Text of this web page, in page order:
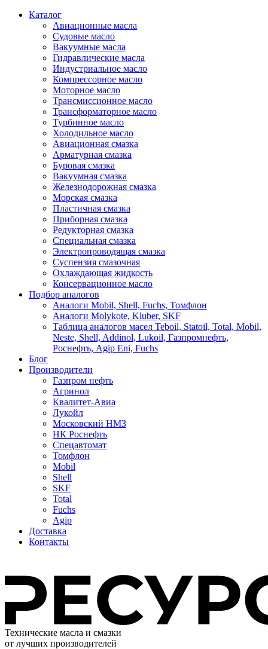
Каталог
Авиационные масла
Судовые масло
Вакуумные масла
Гидравлические масла
Индустриальное масло
Компрессорное масло
Моторное масло
Трансмиссионное масло
Трансформаторное масло
Турбинное масло
Холодильное масло
Авиационная смазка
Арматурная смазка
Буровая смазка
Вакуумная смазка
Железнодорожная смазка
Морская смазка
Пластичная смазка
Приборная смазка
Редукторная смазка
Специальная смазка
Электропроводящая смазка
Суспензия смазочная
Охлаждающая жидкость
Консервационное масло
Подбор аналогов
Аналоги Mobil, Shell, Fuchs, Томфлон
Аналоги Molykote, Kluber, SKF
Таблица аналогов масел Teboil, Statoil, Total, Mobil,
Neste, Shell, Addinol, Lukoil, Газпромнефть,
Роснефть, Agip Eni, Fuchs
Блог
Производители
Газпром нефть
Агринол
Квалитет-Авиа
Лукойл
Московский НМЗ
НК Роснефть
Спецавтомат
Томфлон
Mobil
Shell
SKF
Total
Fuchs
Agip
Доставка
Контакты
Технические масла и смазки
от лучших производителей